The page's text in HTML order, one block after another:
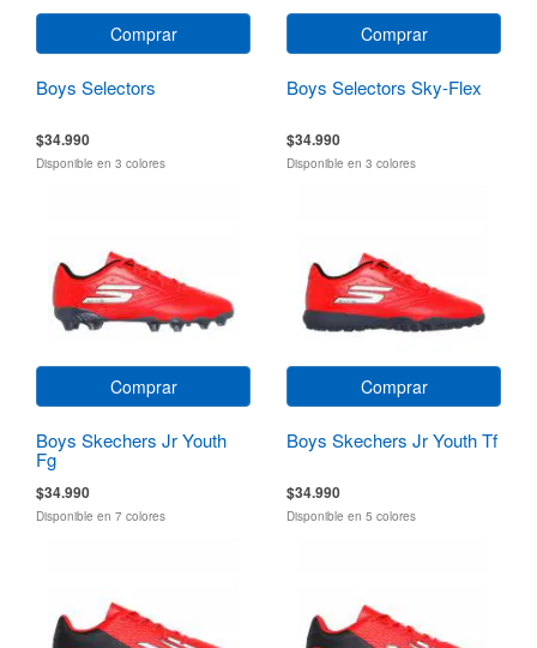
Comprar
Boys Selectors
$34.990
Disponible en 3 colores
Comprar
Boys Selectors Sky-Flex
$34.990
Disponible en 3 colores
Comprar
Boys Skechers Jr Youth
Fg
$34.990
Disponible en 7 colores
Comprar
Boys Skechers Jr Youth Tf
$34.990
Disponible en 5 colores